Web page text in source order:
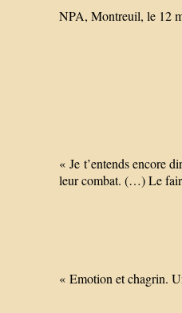
NPA, Montreuil, le 12
« Je t’entends encore
leur combat. (…) Le
« Emotion et chagrin.